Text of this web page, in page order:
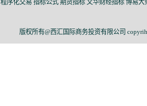
程序化交易 指标公式 期货指标 文华财经指标 博易大
版权所有@西汇国际商务投资有限公司